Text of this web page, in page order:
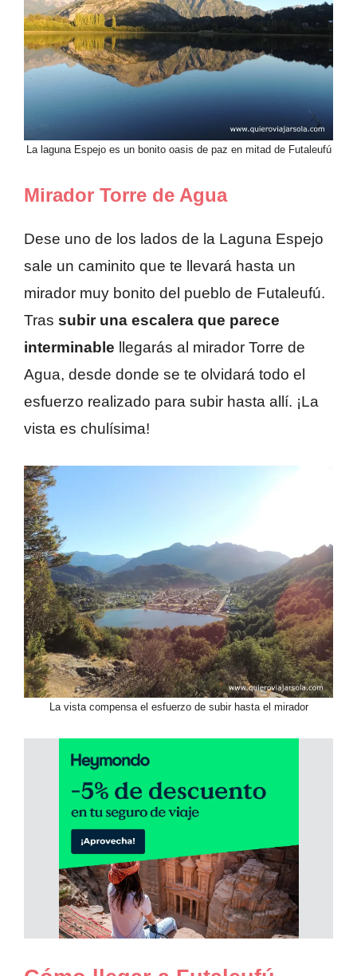
La laguna Espejo es un bonito oasis de paz en mitad de Futaleufú
Mirador Torre de Agua
Dese uno de los lados de la Laguna Espejo
sale un caminito que te llevará hasta un
mirador muy bonito del pueblo de Futaleufú.
Tras subir una escalera que parece
interminable llegarás al mirador Torre de
Agua, desde donde se te olvidará todo el
esfuerzo realizado para subir hasta allí. ¡La
vista es chulísima!
La vista compensa el esfuerzo de subir hasta el mirador